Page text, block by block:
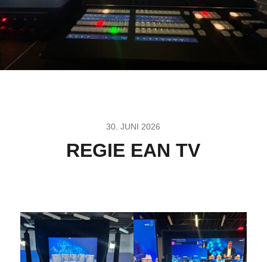
30. JUNI 2026
REGIE EAN TV